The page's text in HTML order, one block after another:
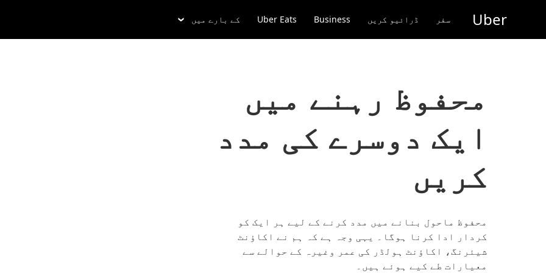
جائیں
Uber سفر ڈرائیو کریں Business
Uber Eats کے بارے میں
محفوظ رہنے میں
ایک دوسرے کی مدد
کریں
محفوظ ماحول بنانے میں مدد کرنے کے لیے ہر ایک کو
کردار ادا کرنا ہوگا۔ یہی وجہ ہے کہ ہم نے اکاؤنٹ
شیئرنگ، اکاؤنٹ ہولڈر کی عمر وغیرہ کے حوالے سے
معیارات طے کیے ہوئے ہیں۔